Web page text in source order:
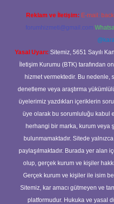
Reklam ve İletişim: E-mail:
forumhizmeti@gmail.com
Yasal Uyarı: Sitemiz, 5651 Sayılı
İletişim Kurumu (BTK) tarafından
hizmet vermektedir. Bu
denetleme veya araştırma
üyelerimiz yazdıkları içeriklerin
üye olarak bu sorumluluğu kabul
herhangi bir marka, kurum veya
bulunmamaktadır. Sitede
paylaşılmaktadır. Burada yer alan
olup, gerçek kurum ve kişiler
Gerçek kurum ve kişiler ile isim
Sitemiz, kar amacı gütmeyen ve
platformudur. Hukuka ve yasal